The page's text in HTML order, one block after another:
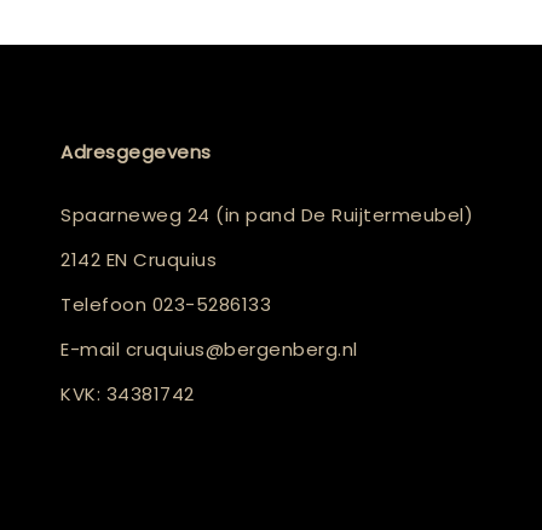
Adresgegevens
Spaarneweg 24 (in pand De Ruijtermeubel)
2142 EN Cruquius
Telefoon 023-5286133
E-mail cruquius@bergenberg.nl
KVK: 34381742